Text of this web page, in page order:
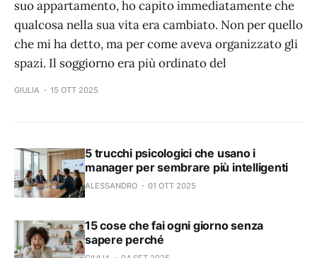
suo appartamento, ho capito immediatamente che
qualcosa nella sua vita era cambiato. Non per quello
che mi ha detto, ma per come aveva organizzato gli
spazi. Il soggiorno era più ordinato del
GIULIA 15 OTT 2025
5 trucchi psicologici che usano i
manager per sembrare più intelligenti
ALESSANDRO 01 OTT 2025
15 cose che fai ogni giorno senza
sapere perché